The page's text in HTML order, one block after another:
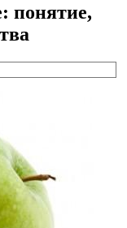
понятие,